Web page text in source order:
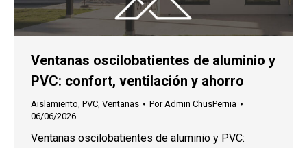
Ventanas oscilobatientes de aluminio y
PVC: confort, ventilación y ahorro
Aislamiento, PVC, Ventanas PorAdmin ChusPernia
06/06/2026
Ventanas oscilobatientes de aluminio y PVC: